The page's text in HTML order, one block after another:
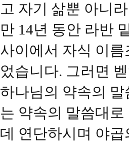
고 자기 삶뿐 아니
만 14년 동안 라반
사이에서 자식 이
었습니다. 그러면
하나님의 약속의
는 약속의 말씀대
데 연단하시며 야